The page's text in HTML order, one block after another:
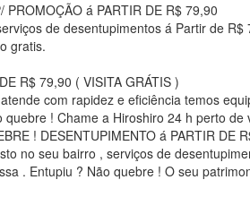
PROMOÇÃO á PARTIR DE R$ 79,90
de desentupimentos á Partir de
gratis.
R$ 79,90 ( VISITA GRÁTIS )
com rapidez e eficiência temos
! Chame a Hiroshiro 24 h perto de
! DESENTUPIMENTO á PARTIR DE
no seu bairro , serviços de
. Entupiu ? Não quebre ! O seu